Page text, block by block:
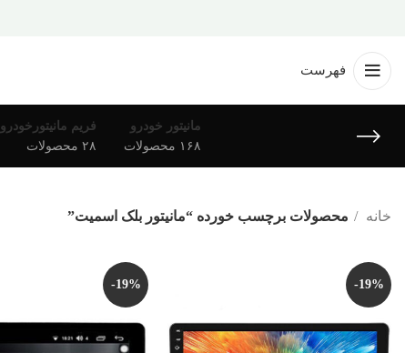
فهرست
مانیتور خودرو
۱۶۸ محصولات
فریم مانیتورخودرو
۲۸ محصولات
خانه محصولات برچسب خورده “مانیتور بلک اسمیت”
-19%
-19%